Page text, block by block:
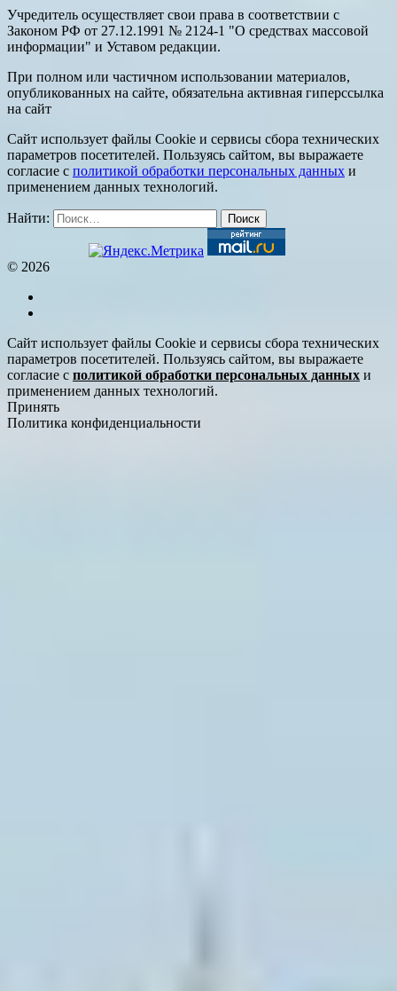
Учредитель осуществляет свои права в соответствии с
Законом РФ от 27.12.1991 № 2124-1 "О средствах массовой
информации" и Уставом редакции.
При полном или частичном использовании материалов,
опубликованных на сайте, обязательна активная гиперссылка
на сайт
Сайт использует файлы Cookie и сервисы сбора технических
параметров посетителей. Пользуясь сайтом, вы выражаете
согласие с политикой обработки персональных данных и
применением данных технологий.
Найти:
© 2026
Сайт использует файлы Cookie и сервисы сбора технических
параметров посетителей. Пользуясь сайтом, вы выражаете
согласие с политикой обработки персональных данных и
применением данных технологий.
Принять
Политика конфиденциальности